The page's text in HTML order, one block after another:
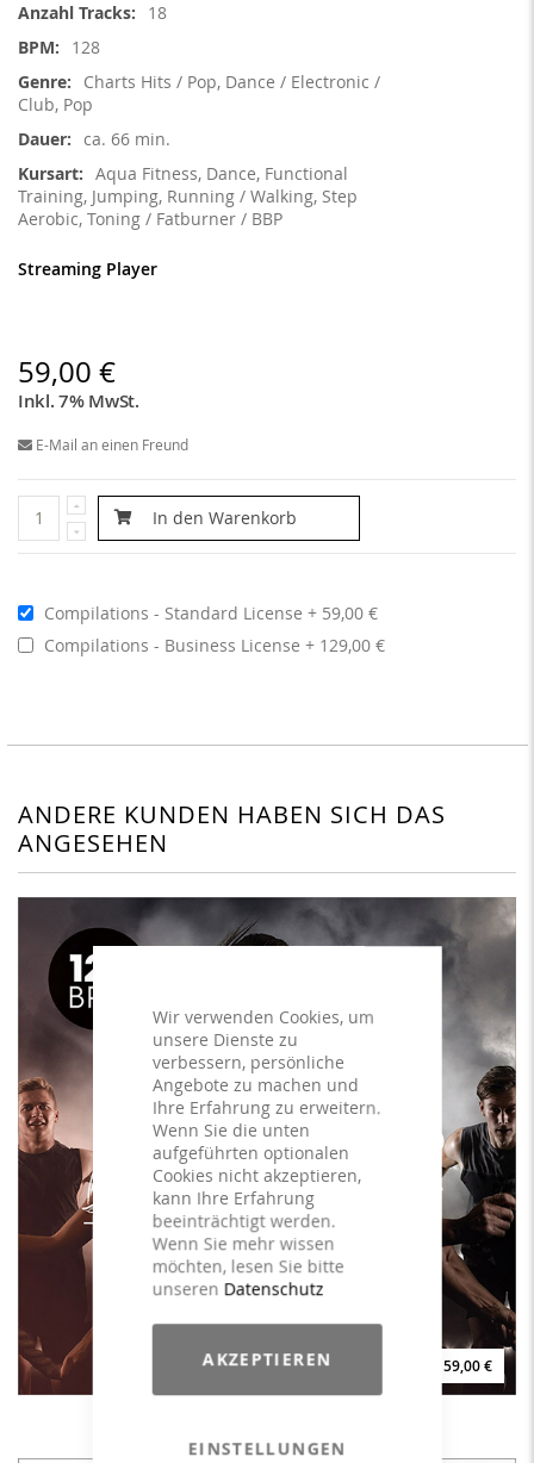
Wir verwenden Cookies, um
unsere Dienste zu
verbessern, persönliche
Angebote zu machen und
Ihre Erfahrung zu erweitern.
Wenn Sie die unten
aufgeführten optionalen
Cookies nicht akzeptieren,
kann Ihre Erfahrung
beeinträchtigt werden.
Wenn Sie mehr wissen
möchten, lesen Sie bitte
unseren Datenschutz
AKZEPTIEREN
EINSTELLUNGEN
18
128
Charts Hits / Pop, Dance / Electronic /
Club, Pop
ca. 66 min.
Aqua Fitness, Dance, Functional
Training, Jumping, Running / Walking, Step
Aerobic, Toning / Fatburner / BBP
Streaming Player
59,00 €
Inkl. 7% MwSt.
E-Mail an einen Freund
Compilations - Standard License
59,00 €
Compilations - Business License
129,00 €
In den Warenkorb
ANDERE KUNDEN HABEN SICH DAS
ANGESEHEN
59,00 €